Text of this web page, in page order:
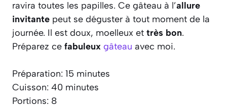
ravira toutes les papilles. Ce gâteau à l’allure
invitante peut se déguster à tout moment de la
journée. Il est doux, moelleux et très bon.
Préparez ce fabuleux gâteau avec moi.
Préparation: 15 minutes
Cuisson: 40 minutes
Portions: 8